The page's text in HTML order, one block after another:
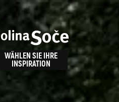
WÄHLEN SIE IHRE
INSPIRATION